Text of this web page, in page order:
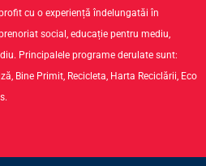
cu o experiență îndelungatăi în
social, educație pentru mediu,
Principalele programe derulate sunt:
Bine Primit, Recicleta, Harta Reciclării, Eco